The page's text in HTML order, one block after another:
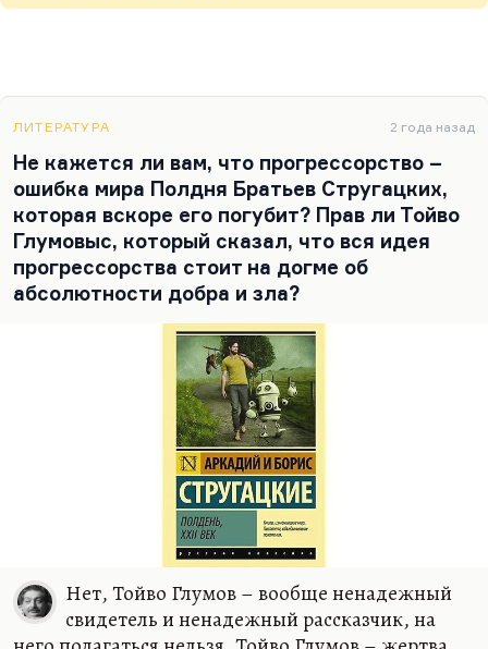
ЛИТЕРАТУРА 2 года назад
Не кажется ли вам, что прогрессорство –
ошибка мира Полдня Братьев Стругацких,
которая вскоре его погубит? Прав ли Тойво
Глумовыс, который сказал, что вся идея
прогрессорства стоит на догме об
абсолютности добра и зла?
Нет, Тойво Глумов – вообще ненадежный
свидетель и ненадежный рассказчик, на